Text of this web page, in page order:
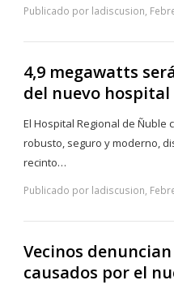
Publicado por ladiscusion,
4,9 megawatts
del nuevo
El Hospital Regional de Ñuble
robusto, seguro y moderno,
recinto…
Publicado por ladiscusion,
Vecinos
causados por el